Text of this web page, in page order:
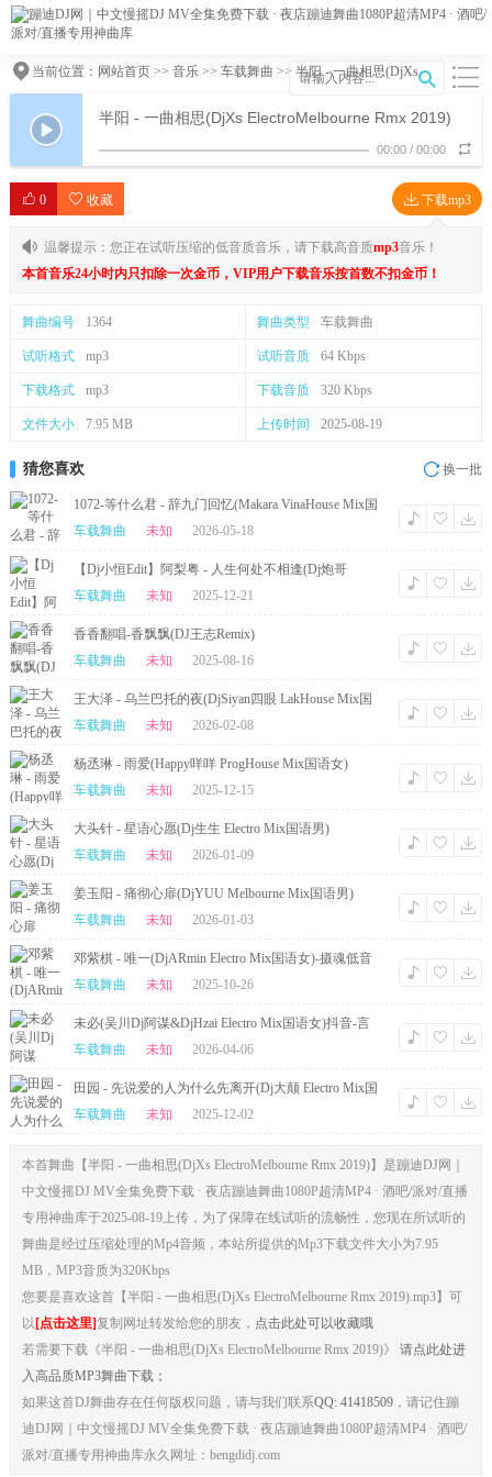
当前位置： 网站首页>> 音乐>> 车载舞曲 >> 半阳 - 一曲相思(DjXs
半阳 - 一曲相思(DjXs ElectroMelbourne Rmx 2019)
00:00 /00:00
0 收藏 下载mp3
温馨提示：您正在试听压缩的低音质音乐，请下载高音质mp3音乐！
本首音乐24小时内只扣除一次金币，VIP用户下载音乐按首数不扣金币！
舞曲编号 1364 舞曲类型 车载舞曲
试听格式 mp3 试听音质 64 Kbps
下载格式 mp3 下载音质 320 Kbps
文件大小 7.95 MB 上传时间 2025-08-19
猜您喜欢 换一批
1072-等什么君 - 辞九门回忆(Makara VinaHouse Mix国
语男)
车载舞曲 未知 2026-05-18
【Dj小恒Edit】阿梨粤 - 人生何处不相逢(Dj炮哥
ProgHouse Mix粤语女)
车载舞曲 未知 2025-12-21
香香翻唱-香飘飘(DJ王志Remix)
车载舞曲
未知 2025-08-16
王大泽 - 乌兰巴托的夜(DjSiyan四眼 LakHouse Mix国
语男)
车载舞曲 未知 2026-02-08
杨丞琳 - 雨爱(Happy咩咩 ProgHouse Mix国语女)
车载舞曲
未知 2025-12-15
大头针 - 星语心愿(Dj生生 Electro Mix国语男)
车载舞曲
未知 2026-01-09
姜玉阳 - 痛彻心扉(DjYUU Melbourne Mix国语男)
车载舞曲
未知 2026-01-03
邓紫棋 - 唯一(DjARmin Electro Mix国语女)-摄魂低音
车载舞曲
未知 2025-10-26
未必(吴川Dj阿谋&DjHzai Electro Mix国语女)抖音-言
瑾羽
车载舞曲 未知 2026-04-06
田园 - 先说爱的人为什么先离开(Dj大颠 Electro Mix国
语女)
车载舞曲 未知 2025-12-02
本首舞曲【半阳 - 一曲相思(DjXs ElectroMelbourne Rmx 2019)】是蹦迪DJ网｜
中文慢摇DJ MV全集免费下载 · 夜店蹦迪舞曲1080P超清MP4 · 酒吧/派对/直播
专用神曲库于2025-08-19上传，为了保障在线试听的流畅性，您现在所试听的
舞曲是经过压缩处理的Mp4音频，本站所提供的Mp3下载文件大小为7.95
MB，MP3音质为320Kbps
您要是喜欢这首【半阳 - 一曲相思(DjXs ElectroMelbourne Rmx 2019).mp3】可
以 [点击这里]复制网址转发给您的朋友， 点击此处可以收藏哦
若需要下载《半阳 - 一曲相思(DjXs ElectroMelbourne Rmx 2019)》 请点此处进
入高品质MP3舞曲下载；
如果这首DJ舞曲存在任何版权问题，请与我们联系QQ: 41418509，请记住蹦
迪DJ网｜中文慢摇DJ MV全集免费下载 · 夜店蹦迪舞曲1080P超清MP4 · 酒吧/
派对/直播专用神曲库永久网址：bengdidj.com